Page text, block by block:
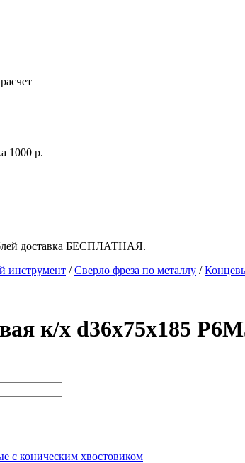
1000 р.
доставка БЕСПЛАТНАЯ.
инструмент /Сверло фреза по металлу /
к/х d36х75х185
с коническим хвостовиком